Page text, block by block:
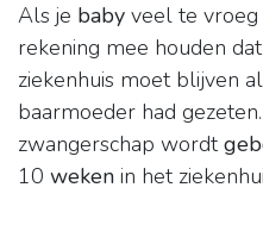
Als je baby veel te vroeg
rekening mee houden
ziekenhuis moet blijven
baarmoeder had
zwangerschap wordt
10 weken in het